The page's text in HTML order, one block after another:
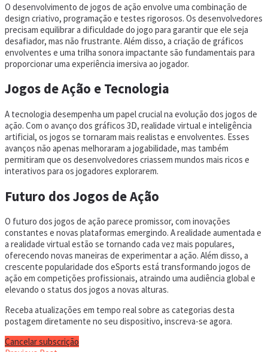
O desenvolvimento de jogos de ação envolve uma combinação de
design criativo, programação e testes rigorosos. Os desenvolvedores
precisam equilibrar a dificuldade do jogo para garantir que ele seja
desafiador, mas não frustrante. Além disso, a criação de gráficos
envolventes e uma trilha sonora impactante são fundamentais para
proporcionar uma experiência imersiva ao jogador.
Jogos de Ação e Tecnologia
A tecnologia desempenha um papel crucial na evolução dos jogos de
ação. Com o avanço dos gráficos 3D, realidade virtual e inteligência
artificial, os jogos se tornaram mais realistas e envolventes. Esses
avanços não apenas melhoraram a jogabilidade, mas também
permitiram que os desenvolvedores criassem mundos mais ricos e
interativos para os jogadores explorarem.
Futuro dos Jogos de Ação
O futuro dos jogos de ação parece promissor, com inovações
constantes e novas plataformas emergindo. A realidade aumentada e
a realidade virtual estão se tornando cada vez mais populares,
oferecendo novas maneiras de experimentar a ação. Além disso, a
crescente popularidade dos eSports está transformando jogos de
ação em competições profissionais, atraindo uma audiência global e
elevando o status dos jogos a novas alturas.
Receba atualizações em tempo real sobre as categorias desta
postagem diretamente no seu dispositivo, inscreva-se agora.
Cancelar subscrição